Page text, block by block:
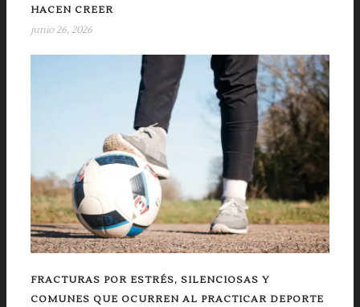
HACEN CREER
junio 26, 2026
FRACTURAS POR ESTRÉS, SILENCIOSAS Y
COMUNES QUE OCURREN AL PRACTICAR DEPORTE